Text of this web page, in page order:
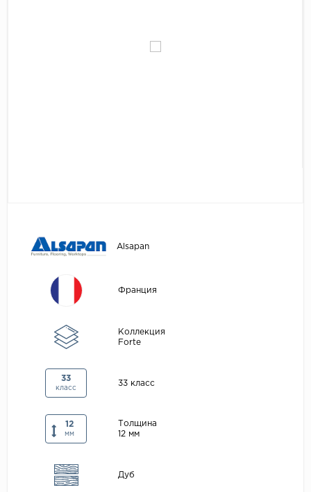
Alsapan
Франция
Коллекция
Forte
33
класс
33 класс
12
мм
Толщина
12 мм
Дуб